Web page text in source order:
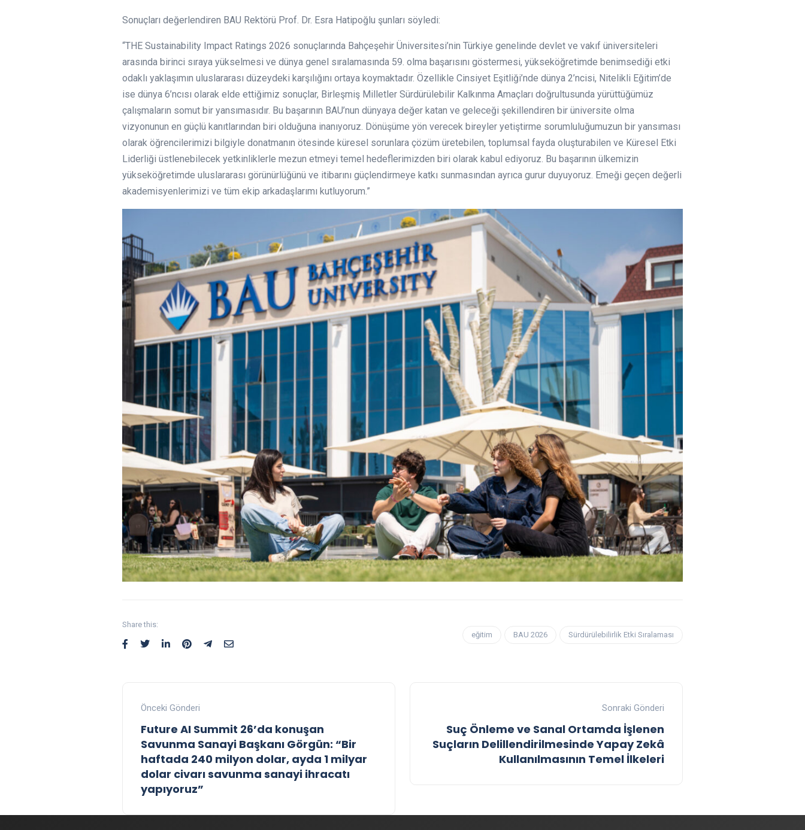
Sonuçları değerlendiren BAU Rektörü Prof. Dr. Esra Hatipoğlu şunları söyledi:
“THE Sustainability Impact Ratings 2026 sonuçlarında Bahçeşehir Üniversitesi’nin Türkiye genelinde devlet ve vakıf üniversiteleri
arasında birinci sıraya yükselmesi ve dünya genel sıralamasında 59. olma başarısını göstermesi, yükseköğretimde benimsediği etki
odaklı yaklaşımın uluslararası düzeydeki karşılığını ortaya koymaktadır. Özellikle Cinsiyet Eşitliği’nde dünya 2’ncisi, Nitelikli Eğitim’de
ise dünya 6’ncısı olarak elde ettiğimiz sonuçlar, Birleşmiş Milletler Sürdürülebilir Kalkınma Amaçları doğrultusunda yürüttüğümüz
çalışmaların somut bir yansımasıdır. Bu başarının BAU’nun dünyaya değer katan ve geleceği şekillendiren bir üniversite olma
vizyonunun en güçlü kanıtlarından biri olduğuna inanıyoruz. Dönüşüme yön verecek bireyler yetiştirme sorumluluğumuzun bir yansıması
olarak öğrencilerimizi bilgiyle donatmanın ötesinde küresel sorunlara çözüm üretebilen, toplumsal fayda oluşturabilen ve Küresel Etki
Liderliği üstlenebilecek yetkinliklerle mezun etmeyi temel hedeflerimizden biri olarak kabul ediyoruz. Bu başarının ülkemizin
yükseköğretimde uluslararası görünürlüğünü ve itibarını güçlendirmeye katkı sunmasından ayrıca gurur duyuyoruz. Emeği geçen değerli
akademisyenlerimizi ve tüm ekip arkadaşlarımı kutluyorum.”
Share this:
eğitim
BAU 2026 Sürdürülebilirlik Etki Sıralaması
Önceki Gönderi
Future AI Summit 26’da konuşan
Savunma Sanayi Başkanı Görgün: “Bir
haftada 240 milyon dolar, ayda 1 milyar
dolar civarı savunma sanayi ihracatı
yapıyoruz”
Sonraki Gönderi
Suç Önleme ve Sanal Ortamda İşlenen
Suçların Delillendirilmesinde Yapay Zekâ
Kullanılmasının Temel İlkeleri